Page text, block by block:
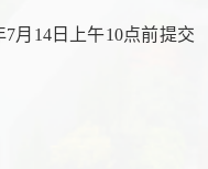
月14日上午10点前提交